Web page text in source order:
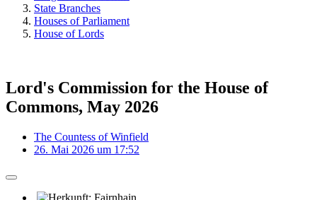
State Branches
Houses of Parliament
House of Lords
Lord's Commission for the House of
Commons, May 2026
The Countess of Winfield
26. Mai 2026 um 17:52